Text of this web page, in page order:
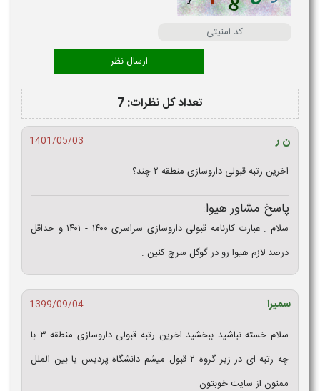
تعداد کل نظرات: 7
ن ر
1401/05/03
اخرین رتبه قبولی داروسازی منطقه ۲ چند؟
پاسخ مشاور هیوا:
سلام . عبارت کارنامه قبولی داروسازی سراسری ۱۴۰۰ - ۱۴۰۱ و حداقل
درصد لازم هیوا رو در گوگل سرچ کنین .
سمیرا
1399/09/04
سلام خسته نباشید ببخشید اخرین رتبه قبولی داروسازی منطقه ۳ با
چه رتبه ای در زیر گروه ۲ قبول میشم دانشگاه پردیس یا بین الملل
ممنون از سایت خوبتون